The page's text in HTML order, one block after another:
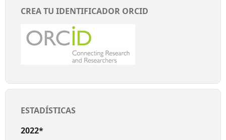
CREA TU IDENTIFICADOR ORCID
ESTADÍSTICAS
2022*